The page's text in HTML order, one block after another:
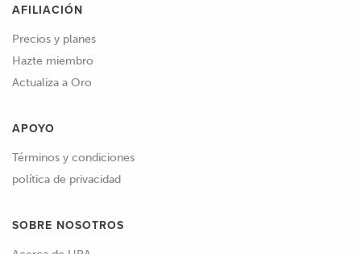
AFILIACIÓN
Precios y planes
Hazte miembro
Actualiza a Oro
APOYO
Términos y condiciones
política de privacidad
SOBRE NOSOTROS